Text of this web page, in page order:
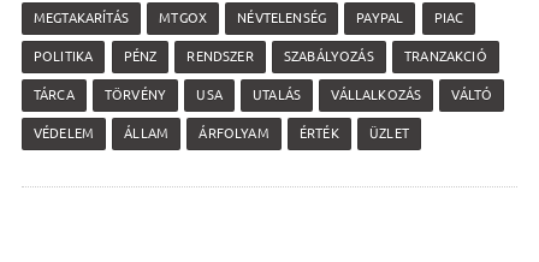
MEGTAKARÍTÁS MTGOX NÉVTELENSÉG PAYPAL PIAC
POLITIKA PÉNZ RENDSZER SZABÁLYOZÁS TRANZAKCIÓ
TÁRCA TÖRVÉNY USA UTALÁS VÁLLALKOZÁS VÁLTÓ
VÉDELEM ÁLLAM ÁRFOLYAM ÉRTÉK ÜZLET